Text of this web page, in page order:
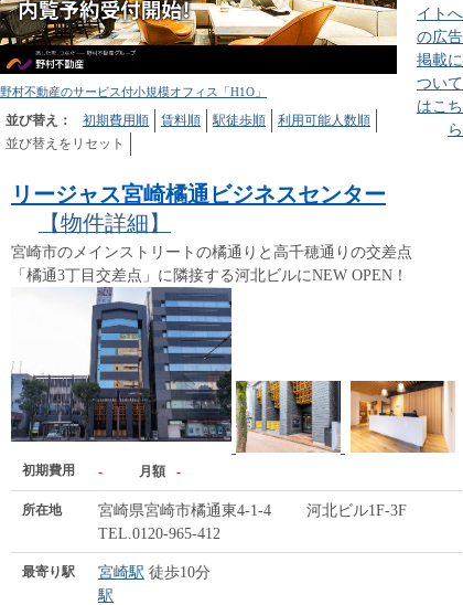
野村不動産のサービス付小規模オフィス「H1O」
並び替え： 初期費用順 賃料順 駅徒歩順
利用可能人数順
並び替えをリセット
イトへ
の広告
掲載に
ついて
はこち
ら
リージャス宮崎橘通ビジネスセンター
【物件詳細】
宮崎市のメインストリートの橘通りと高千穂通りの交差点
「橘通3丁目交差点」に隣接する河北ビルにNEW OPEN！
初期費用 - 月額 -
所在地
宮崎県宮崎市橘通東4-1-4 河北ビル1F-3F
TEL.0120-965-412
最寄り駅 宮崎駅 徒歩10分
駅